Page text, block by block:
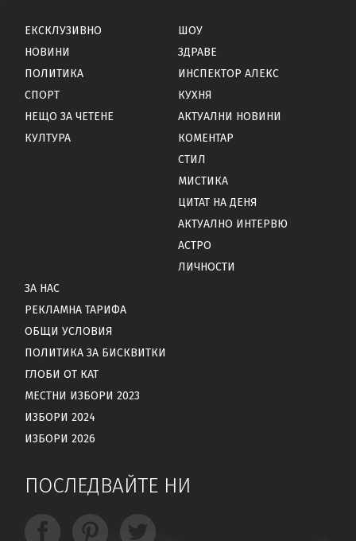
ЕКСКЛУЗИВНО
НОВИНИ
ПОЛИТИКА
СПОРТ
НЕЩО ЗА ЧЕТЕНЕ
КУЛТУРА
ШОУ
ЗДРАВЕ
ИНСПЕКТОР АЛЕКС
КУХНЯ
АКТУАЛНИ НОВИНИ
КОМЕНТАР
СТИЛ
МИСТИКА
ЦИТАТ НА ДЕНЯ
АКТУАЛНО ИНТЕРВЮ
АСТРО
ЛИЧНОСТИ
ЗА НАС
РЕКЛАМНА ТАРИФА
ОБЩИ УСЛОВИЯ
ПОЛИТИКА ЗА БИСКВИТКИ
ГЛОБИ ОТ КАТ
МЕСТНИ ИЗБОРИ 2023
ИЗБОРИ 2024
ИЗБОРИ 2026
ПОСЛЕДВАЙТЕ НИ